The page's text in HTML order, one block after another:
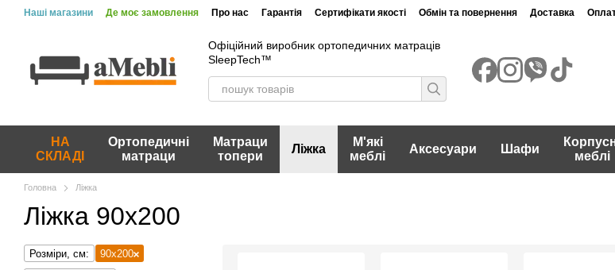
Перейти до основного контенту
Наші магазини Де моє замовлення Про нас Гарантія Сертифікати якості Обмін та повернення Доставка
Офіційний виробник ортопедичних матраців
SleepTech™
НА
СКЛАДІ
Ортопедичні
матраци
Матраци
топери
Ліжка
М'які
меблі
Аксесуари Шафи
меблі
Головна Ліжка
Ліжка 90х200
Розміри, см:
90х200